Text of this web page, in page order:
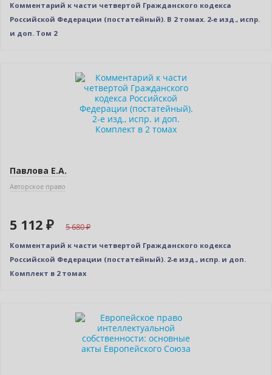
Комментарий к части четвертой Гражданского кодекса
Российской Федерации (постатейный). В 2 томах. 2-е изд., испр.
и доп. Том 2
–10% (скидка 568 ₽)
Павлова Е.А.
Авторское право
5 112 ₽ 5 680
Комментарий к части четвертой Гражданского кодекса
Российской Федерации (постатейный). 2-е изд., испр. и доп.
Комплект в 2 томах